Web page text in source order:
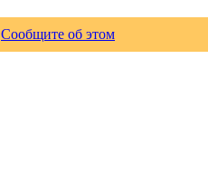
Сообщите об этом